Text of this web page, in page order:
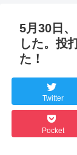
5月30日
した。投
た！
Twitter
Pocket